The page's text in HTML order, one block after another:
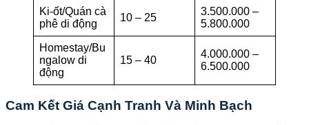
Ki-ốt/Quán cà
phê di động
10 – 25
3.500.000 –
5.800.000
Homestay/Bu
ngalow di
động
15 – 40
4.000.000 –
6.500.000
Cam Kết Giá Cạnh Tranh Và Minh Bạch